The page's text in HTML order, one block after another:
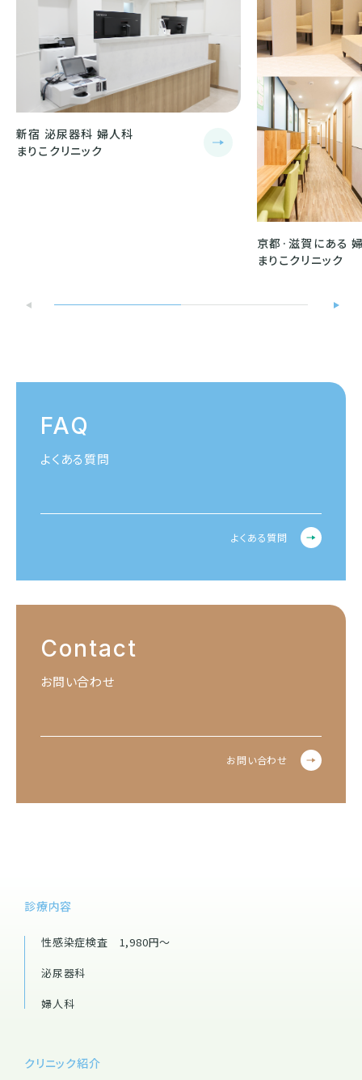
新宿 泌尿器科 婦人科
まりこクリニック
京都·滋賀にある
まりこクリニック
FAQ
よくある質問
よくある質問
Contact
お問い合わせ
お問い合わせ
診療内容
性感染症検査 1,980円～
泌尿器科
婦人科
クリニック紹介